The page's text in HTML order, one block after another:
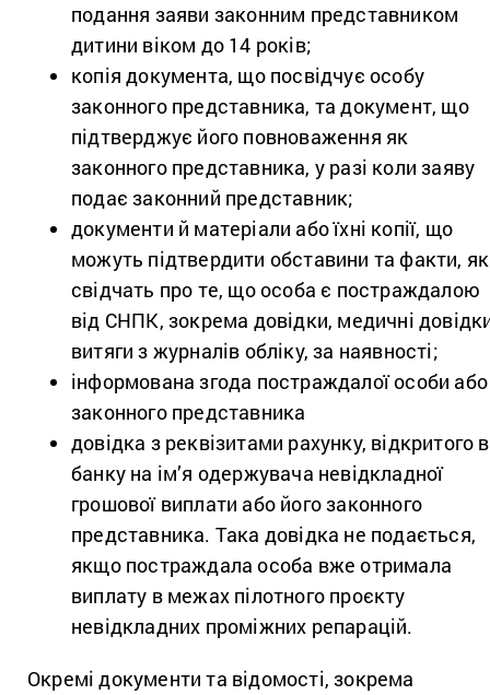
подання заяви законним представником
дитини віком до 14 років;
копія документа, що посвідчує особу
законного представника, та документ, що
підтверджує його повноваження як
законного представника, у разі коли заяву
подає законний представник;
документи й матеріали або їхні копії, що
можуть підтвердити обставини та факти,
свідчать про те, що особа є постраждалою
від СНПК, зокрема довідки, медичні
витяги з журналів обліку, за наявності;
інформована згода постраждалої особи або
законного представника
довідка з реквізитами рахунку, відкритого в
банку на ім’я одержувача невідкладної
грошової виплати або його законного
представника. Така довідка не подається,
якщо постраждала особа вже отримала
виплату в межах пілотного проєкту
невідкладних проміжних репарацій.
Окремі документи та відомості, зокрема